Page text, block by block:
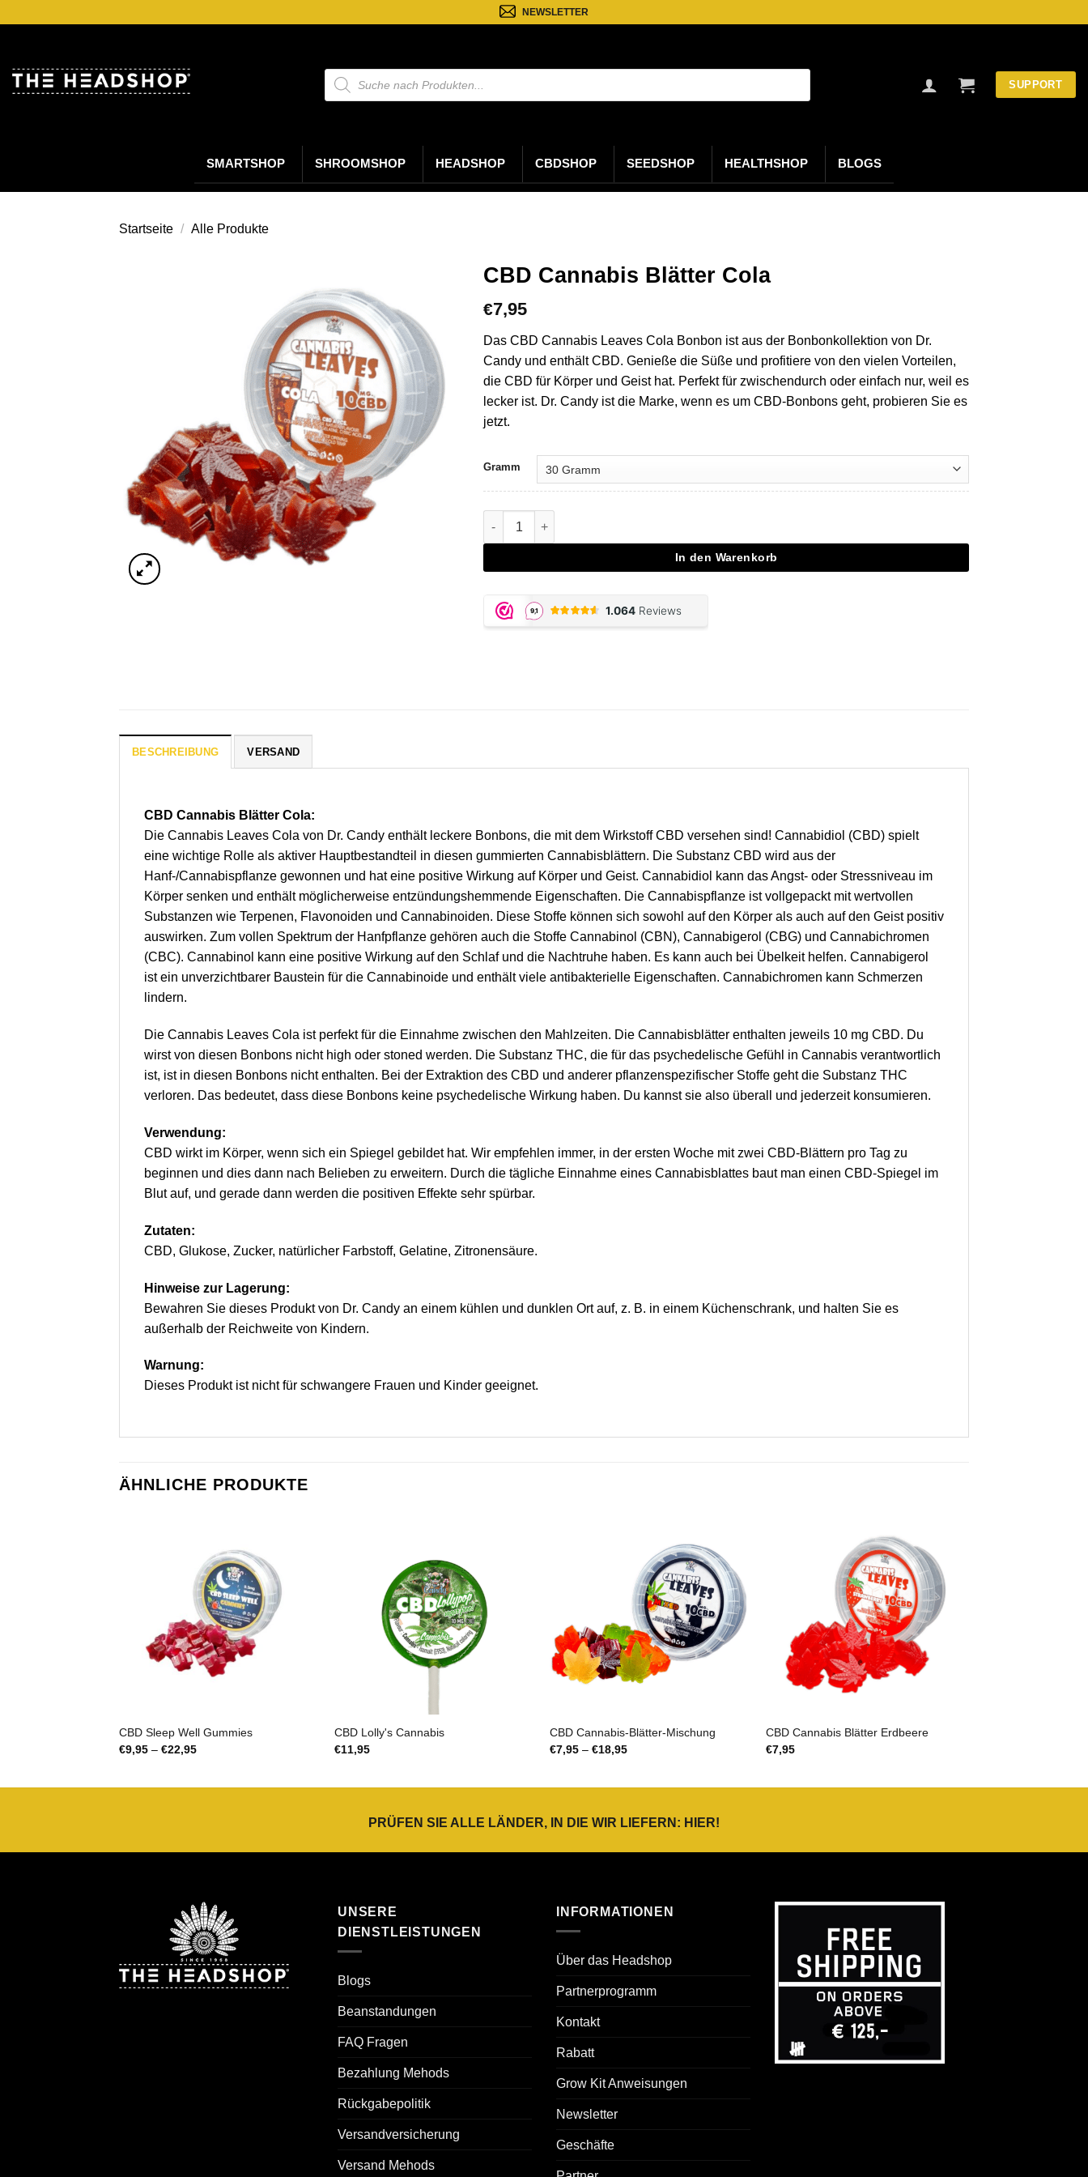
NEWSLETTER
Suche
nach
Produkten
SUPPORT
SMARTSHOP SHROOMSHOP HEADSHOP CBDSHOP SEEDSHOP HEALTHSHOP BLOGS
Startseite / Alle Produkte
CBD Cannabis Blätter Cola
€7,95
Das CBD Cannabis Leaves Cola Bonbon ist aus der Bonbonkollektion von Dr.
Candy und enthält CBD. Genieße die Süße und profitiere von den vielen Vorteilen,
die CBD für Körper und Geist hat. Perfekt für zwischendurch oder einfach nur, weil es
lecker ist. Dr. Candy ist die Marke, wenn es um CBD-Bonbons geht, probieren Sie es
jetzt.
Gramm
CBD Cannabis Leaves Cola Menge
In den Warenkorb
BESCHREIBUNG VERSAND
CBD Cannabis Blätter Cola:
Die Cannabis Leaves Cola von Dr. Candy enthält leckere Bonbons, die mit dem Wirkstoff CBD versehen sind! Cannabidiol (CBD) spielt
eine wichtige Rolle als aktiver Hauptbestandteil in diesen gummierten Cannabisblättern. Die Substanz CBD wird aus der
Hanf-/Cannabispflanze gewonnen und hat eine positive Wirkung auf Körper und Geist. Cannabidiol kann das Angst- oder Stressniveau im
Körper senken und enthält möglicherweise entzündungshemmende Eigenschaften. Die Cannabispflanze ist vollgepackt mit wertvollen
Substanzen wie Terpenen, Flavonoiden und Cannabinoiden. Diese Stoffe können sich sowohl auf den Körper als auch auf den Geist positiv
auswirken. Zum vollen Spektrum der Hanfpflanze gehören auch die Stoffe Cannabinol (CBN), Cannabigerol (CBG) und Cannabichromen
(CBC). Cannabinol kann eine positive Wirkung auf den Schlaf und die Nachtruhe haben. Es kann auch bei Übelkeit helfen. Cannabigerol
ist ein unverzichtbarer Baustein für die Cannabinoide und enthält viele antibakterielle Eigenschaften. Cannabichromen kann Schmerzen
lindern.
Die Cannabis Leaves Cola ist perfekt für die Einnahme zwischen den Mahlzeiten. Die Cannabisblätter enthalten jeweils 10 mg CBD. Du
wirst von diesen Bonbons nicht high oder stoned werden. Die Substanz THC, die für das psychedelische Gefühl in Cannabis verantwortlich
ist, ist in diesen Bonbons nicht enthalten. Bei der Extraktion des CBD und anderer pflanzenspezifischer Stoffe geht die Substanz THC
verloren. Das bedeutet, dass diese Bonbons keine psychedelische Wirkung haben. Du kannst sie also überall und jederzeit konsumieren.
Verwendung:
CBD wirkt im Körper, wenn sich ein Spiegel gebildet hat. Wir empfehlen immer, in der ersten Woche mit zwei CBD-Blättern pro Tag zu
beginnen und dies dann nach Belieben zu erweitern. Durch die tägliche Einnahme eines Cannabisblattes baut man einen CBD-Spiegel im
Blut auf, und gerade dann werden die positiven Effekte sehr spürbar.
Zutaten:
CBD, Glukose, Zucker, natürlicher Farbstoff, Gelatine, Zitronensäure.
Hinweise zur Lagerung:
Bewahren Sie dieses Produkt von Dr. Candy an einem kühlen und dunklen Ort auf, z. B. in einem Küchenschrank, und halten Sie es
außerhalb der Reichweite von Kindern.
Warnung:
Dieses Produkt ist nicht für schwangere Frauen und Kinder geeignet.
ÄHNLICHE PRODUKTE
CBD Sleep Well Gummies
€9,95 – €22,95Preisspanne:
CBD Lolly's Cannabis
€11,95
CBD Cannabis-Blätter-Mischung
€7,95 –€18,95Preisspanne:
CBD Cannabis Blätter Erdbeere
€7,95
PRÜFEN SIE ALLE LÄNDER, IN DIE WIR LIEFERN: HIER!
UNSERE
DIENSTLEISTUNGEN
Blogs
Beanstandungen
FAQ Fragen
Bezahlung Mehods
Rückgabepolitik
Versandversicherung
Versand Mehods
INFORMATIONEN
Über das Headshop
Partnerprogramm
Kontakt
Rabatt
Grow Kit Anweisungen
Newsletter
Geschäfte